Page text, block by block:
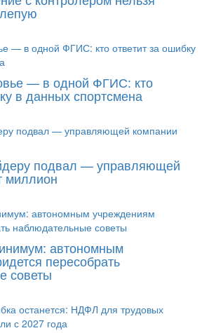
— в одной ФГИС: кто
в данных спортсмена
подвал — управляющей
миллион
автономным
пересобрать
советы